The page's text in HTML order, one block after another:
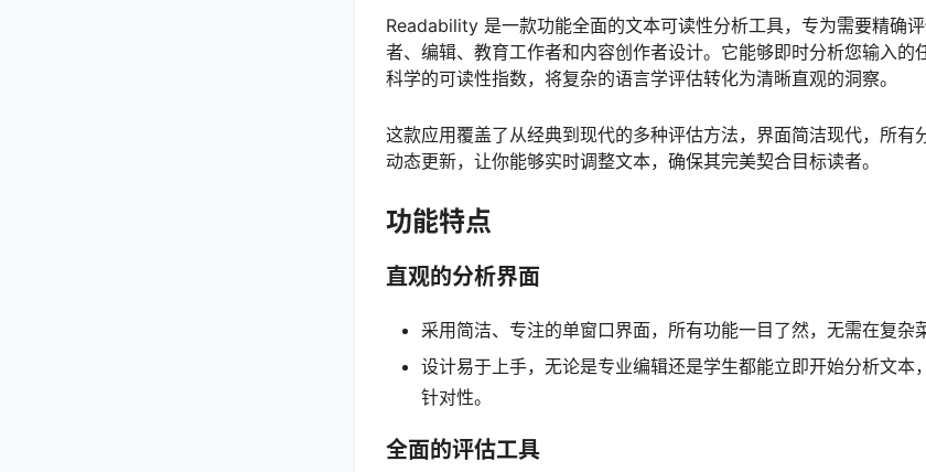
Readability 是一款功能全面的文本可读性分析工具，专为需要精确
者、编辑、教育工作者和内容创作者设计。它能够即时分析您输入的
科学的可读性指数，将复杂的语言学评估转化为清晰直观的洞察。
这款应用覆盖了从经典到现代的多种评估方法，界面简洁现代，所有
动态更新，让你能够实时调整文本，确保其完美契合目标读者。
功能特点
直观的分析界面
采用简洁、专注的单窗口界面，所有功能一目了然，无需在复杂
设计易于上手，无论是专业编辑还是学生都能立即开始分析文本
针对性。
全面的评估工具